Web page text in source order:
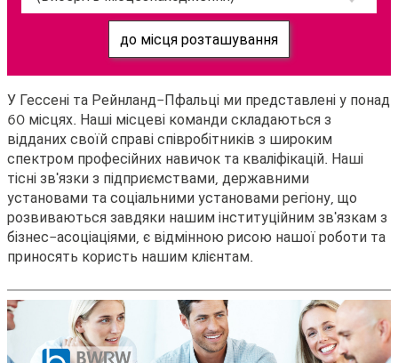
до місця розташування
У Гессені та Рейнланд-Пфальці ми представлені у понад
60 місцях. Наші місцеві команди складаються з
відданих своїй справі співробітників з широким
спектром професійних навичок та кваліфікацій. Наші
тісні зв'язки з підприємствами, державними
установами та соціальними установами регіону, що
розвиваються завдяки нашим інституційним зв'язкам з
бізнес-асоціаціями, є відмінною рисою нашої роботи та
приносять користь нашим клієнтам.